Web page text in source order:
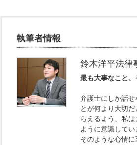
執筆者情報
鈴木洋平法律
最も大事なこと、
弁護士にしか話
とが何より大切
らえるよう、私
ように意識して
そのような心情